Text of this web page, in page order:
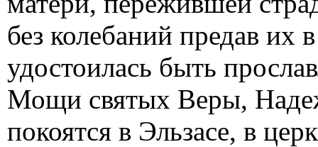
без колебаний предав
удостоилась быть
Мощи святых Веры,
покоятся в Эльзасе, в